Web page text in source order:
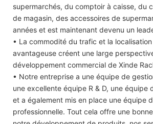
supermarchés, du comptoir à caisse, du
de magasin, des accessoires de
années et est maintenant devenu un
• La commodité du trafic et la
avantageuse créent une large
développement commercial de Xinde
• Notre entreprise a une équipe de
une excellente équipe R & D, une équipe
et a également mis en place une équipe
professionnelle. Tout cela offre une